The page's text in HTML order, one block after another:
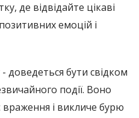
де відвідайте цікаві
емоцій і
доведеться бути свідком
події. Воно
враження і викличе бурю